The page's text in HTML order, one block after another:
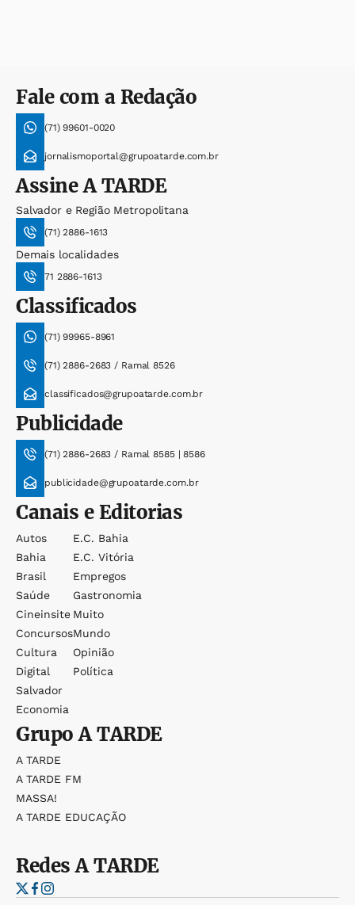
Fale com a Redação
(71) 99601-0020
jornalismoportal@grupoatarde.com.br
AssineA TARDE
Salvador e Região Metropolitana
(71) 2886-1613
Demais localidades
71 2886-1613
Classificados
(71) 99965-8961
(71) 2886-2683 / Ramal 8526
classificados@grupoatarde.com.br
Publicidade
(71) 2886-2683 / Ramal 8585 | 8586
publicidade@grupoatarde.com.br
Canais e Editorias
Autos
Bahia
Brasil
Saúde
Cineinsite
Concursos
Cultura
Digital
Salvador
Economia
E.c. Bahia
E.c. Vitória
Empregos
Gastronomia
Muito
Mundo
Opinião
Política
GrupoA TARDE
A TARDE
A TARDE FM
MASSA!
A TARDE EDUCAÇÃO
RedesA TARDE